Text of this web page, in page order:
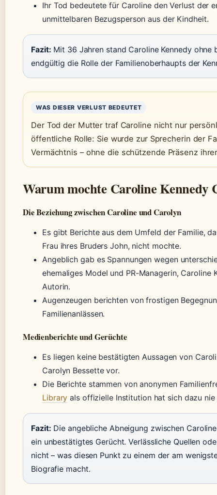
Ihr Tod bedeutete für Caroline den Verlust der
unmittelbaren Bezugsperson aus der Kindheit.
Fazit: Mit 36 Jahren stand Caroline Kennedy ohne
endgültig die Rolle der Familienoberhaupts der
WAS DIESER VERLUST BEDEUTET
Der Tod der Mutter traf Caroline nicht nur
öffentliche Rolle: Sie wurde zur Sprecherin der
Vermächtnis – ohne die schützende Präsenz
Warum mochte Caroline Kennedy
Die Beziehung zwischen Caroline und Carolyn
Es gibt Berichte aus dem Umfeld der Familie,
Frau ihres Bruders John, nicht mochte.
Angeblich gab es Spannungen wegen
ehemaliges Model und PR-Managerin,
Autorin.
Augenzeugen berichten von frostigen
Familienanlässen.
Medienberichte und Gerüchte
Es liegen keine bestätigten Aussagen von
Carolyn Bessette vor.
Die Berichte stammen von anonymen
Library als offizielle Institution hat sich dazu
Fazit: Die angebliche Abneigung zwischen
ein unbestätigtes Gerücht. Verlässliche Quellen
nicht – was diesen Punkt zu einem der am
Biografie macht.